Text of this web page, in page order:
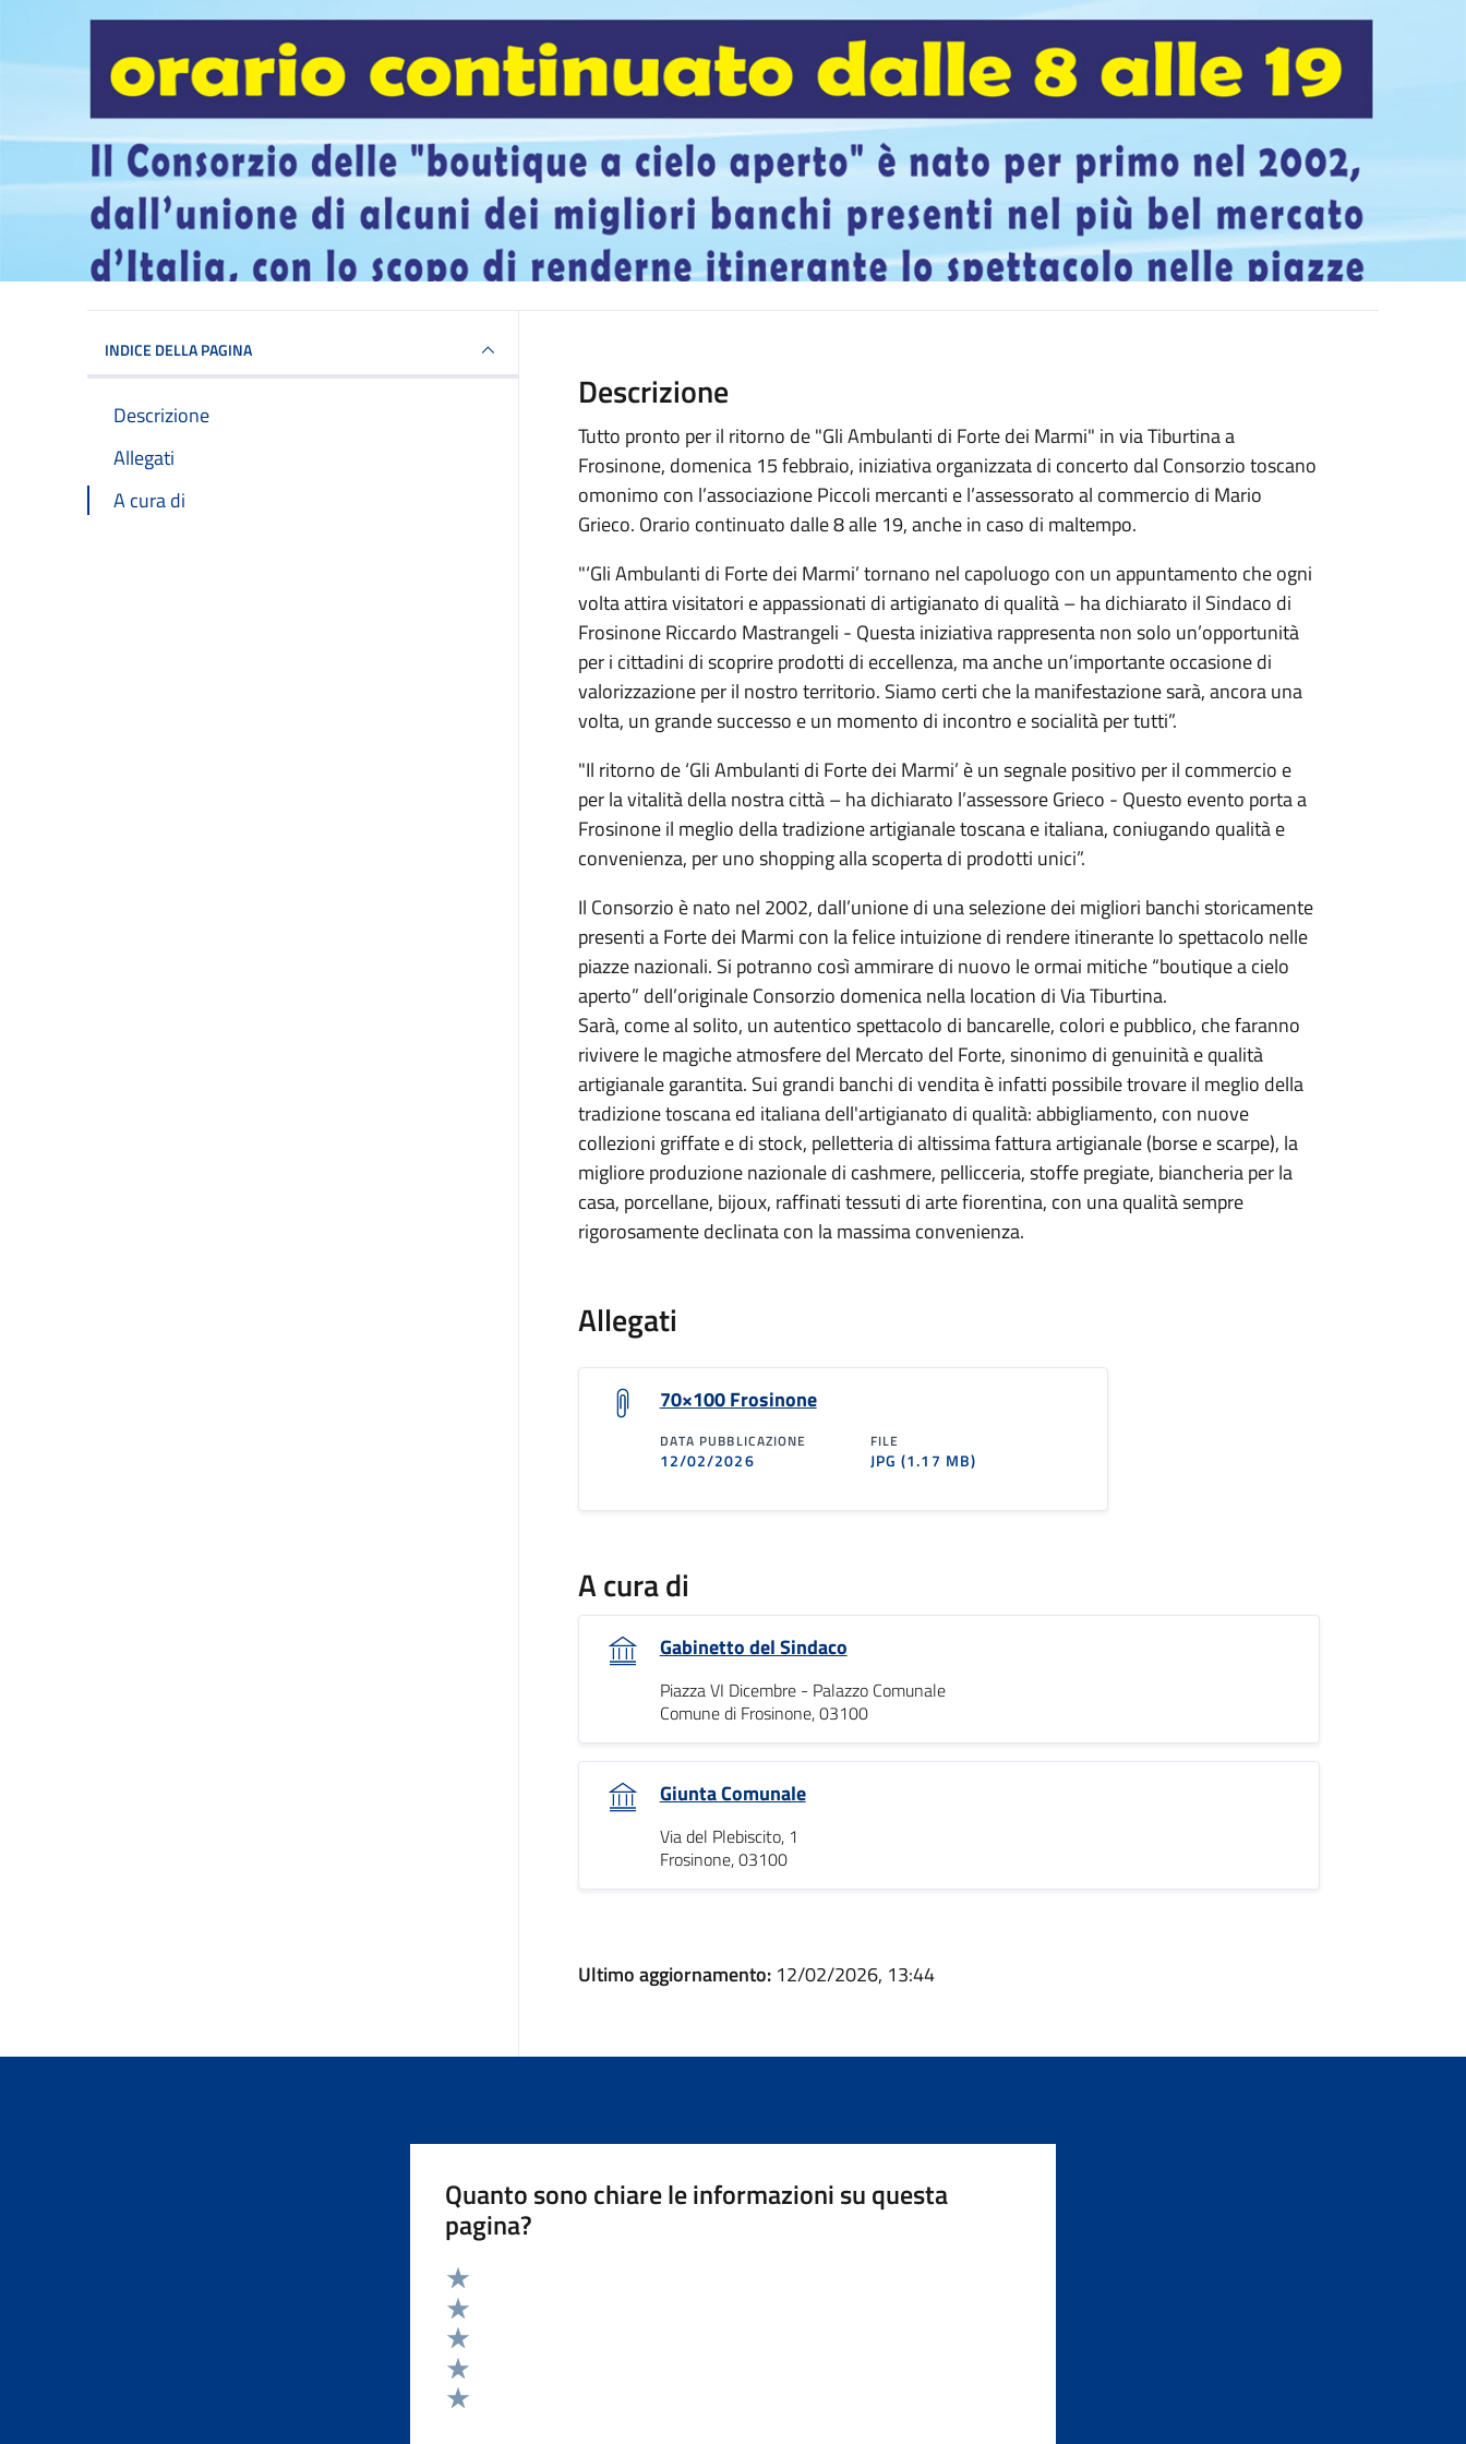
INDICE DELLA PAGINA
Descrizione
Allegati
A cura di
Descrizione
Tutto pronto per il ritorno de "Gli Ambulanti di Forte dei Marmi" in via Tiburtina a
Frosinone, domenica 15 febbraio, iniziativa organizzata di concerto dal Consorzio toscano
omonimo con l’associazione Piccoli mercanti e l’assessorato al commercio di Mario
Grieco. Orario continuato dalle 8 alle 19, anche in caso di maltempo.
"‘Gli Ambulanti di Forte dei Marmi’ tornano nel capoluogo con un appuntamento che ogni
volta attira visitatori e appassionati di artigianato di qualità – ha dichiarato il Sindaco di
Frosinone Riccardo Mastrangeli - Questa iniziativa rappresenta non solo un’opportunità
per i cittadini di scoprire prodotti di eccellenza, ma anche un’importante occasione di
valorizzazione per il nostro territorio. Siamo certi che la manifestazione sarà, ancora una
volta, un grande successo e un momento di incontro e socialità per tutti”.
"Il ritorno de ‘Gli Ambulanti di Forte dei Marmi’ è un segnale positivo per il commercio e
per la vitalità della nostra città – ha dichiarato l’assessore Grieco - Questo evento porta a
Frosinone il meglio della tradizione artigianale toscana e italiana, coniugando qualità e
convenienza, per uno shopping alla scoperta di prodotti unici”.
Il Consorzio è nato nel 2002, dall’unione di una selezione dei migliori banchi storicamente
presenti a Forte dei Marmi con la felice intuizione di rendere itinerante lo spettacolo nelle
piazze nazionali. Si potranno così ammirare di nuovo le ormai mitiche “boutique a cielo
aperto” dell’originale Consorzio domenica nella location di Via Tiburtina.
Sarà, come al solito, un autentico spettacolo di bancarelle, colori e pubblico, che faranno
rivivere le magiche atmosfere del Mercato del Forte, sinonimo di genuinità e qualità
artigianale garantita. Sui grandi banchi di vendita è infatti possibile trovare il meglio della
tradizione toscana ed italiana dell'artigianato di qualità: abbigliamento, con nuove
collezioni griffate e di stock, pelletteria di altissima fattura artigianale (borse e scarpe), la
migliore produzione nazionale di cashmere, pellicceria, stoffe pregiate, biancheria per la
casa, porcellane, bijoux, raffinati tessuti di arte fiorentina, con una qualità sempre
rigorosamente declinata con la massima convenienza.
Allegati
70×100 Frosinone
DATA PUBBLICAZIONE
12/02/2026
FILE
JPG(1.17 MB)
A cura di
Gabinetto del Sindaco
Piazza VI Dicembre - Palazzo Comunale
Comune di Frosinone, 03100
Giunta Comunale
Via del Plebiscito, 1
Frosinone, 03100
Ultimo aggiornamento: 12/02/2026, 13:44
Quanto sono chiare le informazioni su questa
pagina?
Valuta 5 stelle su 5
Valuta 4 stelle su 5
Valuta 3 stelle su 5
Valuta 2 stelle su 5